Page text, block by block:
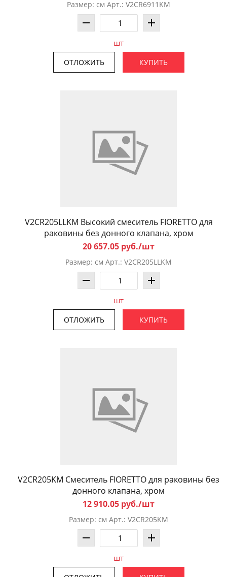
Размер: см Арт.: V2CR6911KM
шт
ОТЛОЖИТЬ КУПИТЬ
V2CR205LLKM Высокий смеситель FIORETTO для
раковины без донного клапана, хром
20 657.05 руб./шт
Размер: см Арт.: V2CR205LLKM
шт
ОТЛОЖИТЬ КУПИТЬ
V2CR205KM Смеситель FIORETTO для раковины без
донного клапана, хром
12 910.05 руб./шт
Размер: см Арт.: V2CR205KM
шт